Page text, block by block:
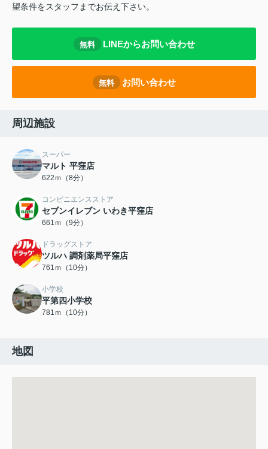
望条件をスタッフまでお伝え下さい。
無料 LINEからお問い合わせ
無料 お問い合わせ
周辺施設
スーパー
マルト 平窪店
622ｍ（8分）
コンビニエンスストア
セブンイレブン いわき平窪店
661ｍ（9分）
ドラッグストア
ツルハ 調剤薬局平窪店
761ｍ（10分）
小学校
平第四小学校
781ｍ（10分）
地図